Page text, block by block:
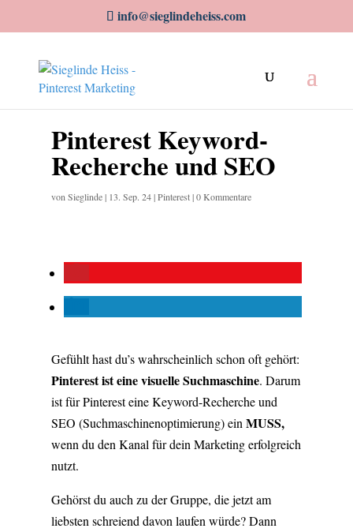
info@sieglindeheiss.com
Pinterest Keyword-
Recherche und SEO
von Sieglinde| 13. Sep. 24|Pinterest|0 Kommentare
Gefühlt hast du’s wahrscheinlich schon oft gehört:
Pinterest ist eine visuelle Suchmaschine. Darum
ist für Pinterest eine Keyword-Recherche und
SEO (Suchmaschinenoptimierung) ein MUSS,
wenn du den Kanal für dein Marketing erfolgreich
nutzt.
Gehörst du auch zu der Gruppe, die jetzt am
liebsten schreiend davon laufen würde? Dann